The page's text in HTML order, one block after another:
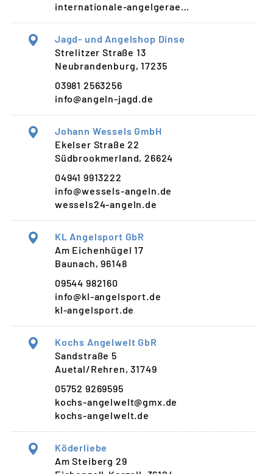
internationale-angelgerae…
Jagd- und Angelshop Dinse
Strelitzer Straße 13
Neubrandenburg, 17235
03981 2563256
info@angeln-jagd.de
Johann Wessels GmbH
Ekelser Straße 22
Südbrookmerland, 26624
04941 9913222
info@wessels-angeln.de
wessels24-angeln.de
KL Angelsport GbR
Am Eichenhügel 17
Baunach, 96148
09544 982160
info@kl-angelsport.de
kl-angelsport.de
Kochs Angelwelt GbR
Sandstraße 5
Auetal/Rehren, 31749
05752 9269595
kochs-angelwelt@gmx.de
kochs-angelwelt.de
Köderliebe
Am Steiberg 29